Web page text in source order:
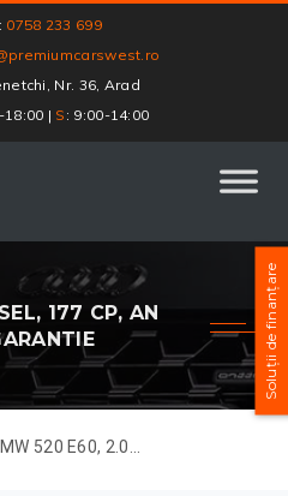
0758 233 699
Nr. 36, Arad
18:00 | S : 9:00-14:00
177 CP, AN
520 E60, 2.0...
Soluții de finanțare